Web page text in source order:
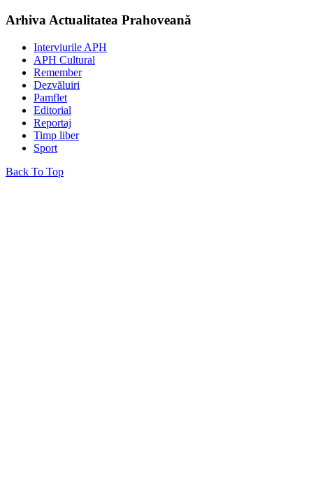
Arhiva Actualitatea Prahoveană
Interviurile APH
APH Cultural
Remember
Dezvăluiri
Pamflet
Editorial
Reportaj
Timp liber
Sport
Back To Top